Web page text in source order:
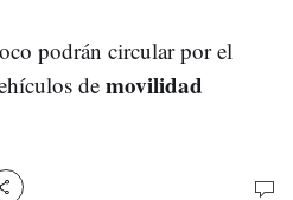
podrán circular por el
de movilidad